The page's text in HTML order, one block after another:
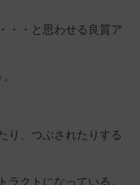
・・と思わせる良質ア
り、つぶされたりする
クトになっている。